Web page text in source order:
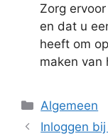
Zorg
en dat u
heeft om
maken van
Categorieën
Algemeen
Inloggen